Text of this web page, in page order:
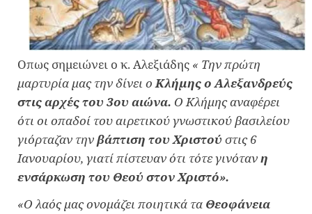
Οπως σημειώνει ο κ. Αλεξιάδης « Την πρώτη
μαρτυρία μας την δίνει οΚλήμης ο Αλεξανδρεύς
στις αρχές του 3ου αιώνα. Ο Κλήμης αναφέρει
ότι οι οπαδοί του αιρετικού γνωστικού βασιλείου
γιόρταζαν τηνβάπτιση του Χριστού στις 6
Ιανουαρίου, γιατί πίστευαν ότι τότε γινότανη
ενσάρκωση του Θεού στον Χριστό».
«Ο λαός μας ονομάζει ποιητικά τα Θεοφάνεια